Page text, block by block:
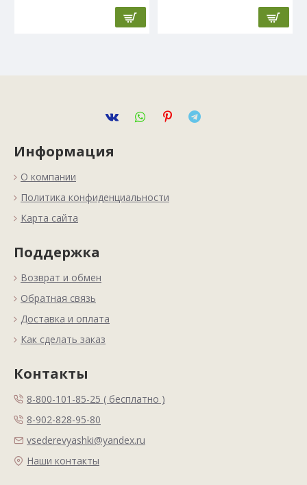
Информация
О компании
Политика конфиденциальности
Карта сайта
Поддержка
Возврат и обмен
Обратная связь
Доставка и оплата
Как сделать заказ
Контакты
8-800-101-85-25 ( бесплатно )
8-902-828-95-80
vsederevyashki@yandex.ru
Наши контакты